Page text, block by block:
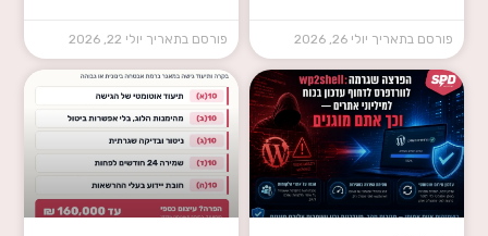
יולי 26, 2026 יולי 22, 2026